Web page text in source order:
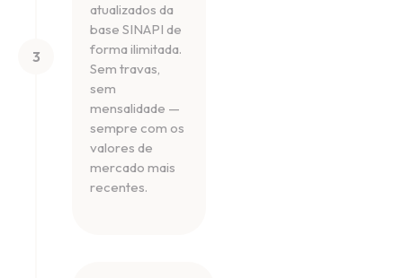
atualizados da
base SINAPI de
forma ilimitada.
Sem travas,
sem
mensalidade —
sempre com os
valores de
mercado mais
recentes.
3